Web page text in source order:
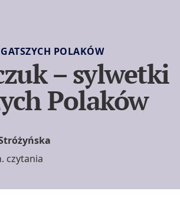
POLAKÓW
– sylwetki
Polaków
czytania